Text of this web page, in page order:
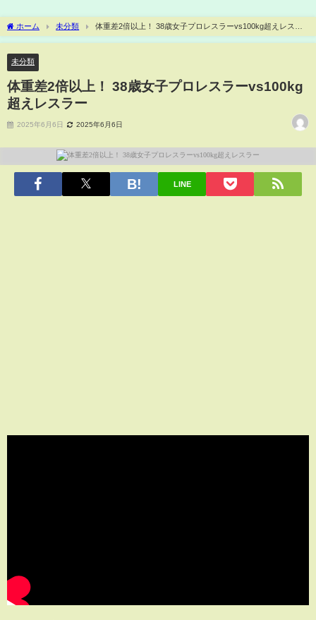
ホーム 未分類
体重差2倍以上！ 38歳女子プロレスラーvs100kg超えレスラ
ー
未分類
体重差2倍以上！ 38歳女子プロレスラーvs100kg
超えレスラー
2025年6月6日 2025年6月6日
LINE